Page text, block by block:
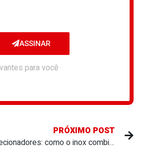
ASSINAR
para você
PRÓXIMO POST
Facas para colecionadores: como o inox combina arte e robustez